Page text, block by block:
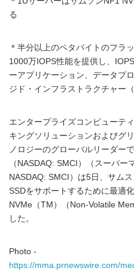
る
＊半分以上のペタバイトのフラ
1000万IOPS性能を提供し、
ーアプリケーション、データプ
ジド・インフラストラクチャー
エンタープライズコンピューテ
キングソリューションおよびグ
ノロジーのグローバルリーダー
（NASDAQ: SMCI）（スーパー
NASDAQ: SMCI）は5日、サム
SSDをサポートするために最適
NVMe（TM）（Non-Volatile
した。
Photo -
https://mma.prnewswire.com/